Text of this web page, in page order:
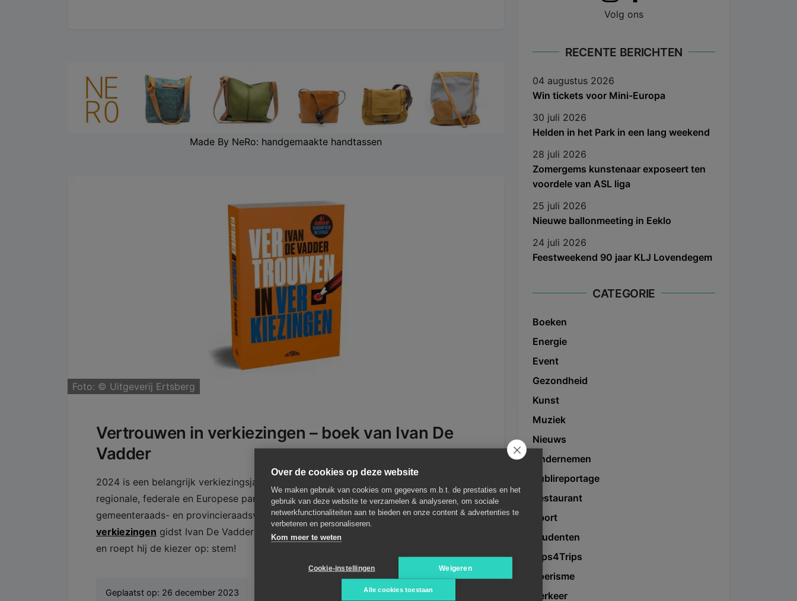
Made By NeRo: handgemaakte handtassen
Foto: © Uitgeverij Ertsberg
Vertrouwen in verkiezingen – boek van Ivan De
Vadder
2024 is een belangrijk verkiezingsjaar in Vlaanderen. Op 9 juni kiezen we de
regionale, federale en Europese parlementsleden. Op 13 oktober volgen
gemeenteraads- en provincieraadsverkiezingen. InVertrouwen in
verkiezingen gidst Ivan De Vadder ons door de geschiedenis van onze democratie
en roept hij de kiezer op: stem!
Geplaatst op: 26 december 2023
Volg ons
RECENTE BERICHTEN
04 augustus 2026
Win tickets voor Mini-Europa
30 juli 2026
Helden in het Park in een lang weekend
28 juli 2026
Zomergems kunstenaar exposeert ten
voordele van ASL liga
25 juli 2026
Nieuwe ballonmeeting in Eeklo
24 juli 2026
Feestweekend 90 jaar KLJ Lovendegem
CATEGORIE
Boeken
Energie
Event
Gezondheid
Kunst
Muziek
Nieuws
Ondernemen
Publireportage
Restaurant
Sport
Studenten
Tips4Trips
Toerisme
Verkeer
Over de cookies op deze website
We maken gebruik van cookies om gegevens m.b.t. de prestaties en het
gebruik van deze website te verzamelen & analyseren, om sociale
netwerkfunctionaliteiten aan te bieden en onze content & advertenties te
verbeteren en personaliseren.
Kom meer te weten
Cookie-instellingen Weigeren
Alle cookies toestaan